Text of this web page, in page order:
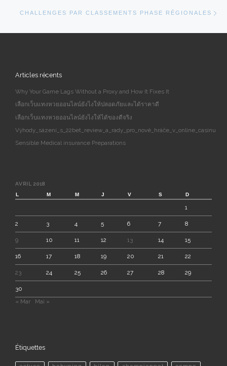
CHALLENGES PAR CLASSEMENTS PHASE RÉGIONALES
Articles récents
Why Your Game Lags Without a Proxy and How It Fixes It
เลือกเว็บแทงหวยออนไลน์ยังไงให้ปลอดภัยและได้ราคาดี
เลือกเว็บแทงหวยออนไลน์ยังไงให้ได้ของดีจริง
Výhody_sázení_s_22bet_review_a_rady_pro_nové_hráče_v_online_casinu
Sensible Medical insurance Preparations
AVRIL 2018
L
M M J V S D
1
2 3 4 5 6 7 8
9 10 11 12 13 14 15
16 17 18 19 20 21 22
23 24 25 26 27 28 29
30
« Mar
Mai »
Étiquettes